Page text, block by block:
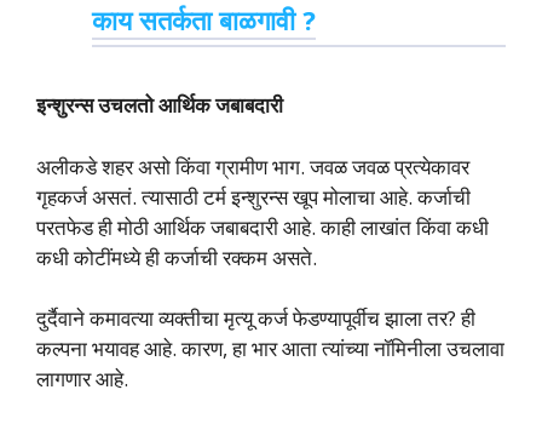
काय सतर्कता बाळगावी ?
इन्शुरन्सउचलतो आर्थिक जबाबदारी
अलीकडे शहर असो किंवा ग्रामीण भाग. जवळ जवळ प्रत्येकावर
गृहकर्ज असतं. त्यासाठी टर्म इन्शुरन्स खूप मोलाचा आहे. कर्जाची
परतफेड ही मोठी आर्थिक जबाबदारी आहे. काही लाखांत किंवा कधी
कधी कोटींमध्ये ही कर्जाची रक्कम असते.
दुर्दैवाने कमावत्या व्यक्तीचा मृत्यू कर्ज फेडण्यापूर्वीच झाला तर? ही
कल्पना भयावह आहे. कारण, हा भार आता त्यांच्या नॉमिनीला उचलावा
लागणार आहे.